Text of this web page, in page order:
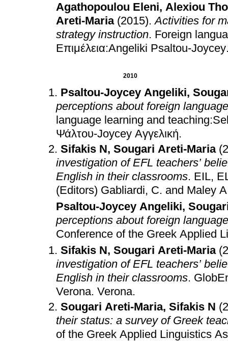
Agathopoulou Eleni, Alexiou
Areti-Maria (2015).Activities for
strategy instruction. Foreign
Επιμέλεια:Angeliki Psaltou-Joycey
2010
Psaltou-Joycey Angeliki,
perceptions about foreign
language learning and
Ψάλτου-Joycey Αγγελική.
Sifakis N, Sougari Areti-Maria
investigation of EFL teachers’
English in their classrooms. EIL,
(Editors) Gabliardi, C. and Maley A
Psaltou-Joycey Angeliki,
perceptions about foreign
Conference of the Greek Applied
Sifakis N, Sougari Areti-Maria
investigation of EFL teachers’
English in their classrooms.
Verona. Verona.
Sougari Areti-Maria, Sifakis N
their status: a survey of Greek
of the Greek Applied Linguistics